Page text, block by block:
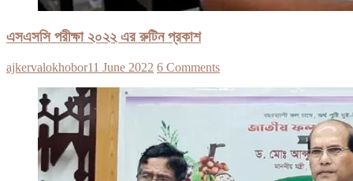
এসএসসি পরীক্ষা ২০২২ এর রুটিন প্রকাশ
ajkervalokhobor11 June 2022 6 Comments